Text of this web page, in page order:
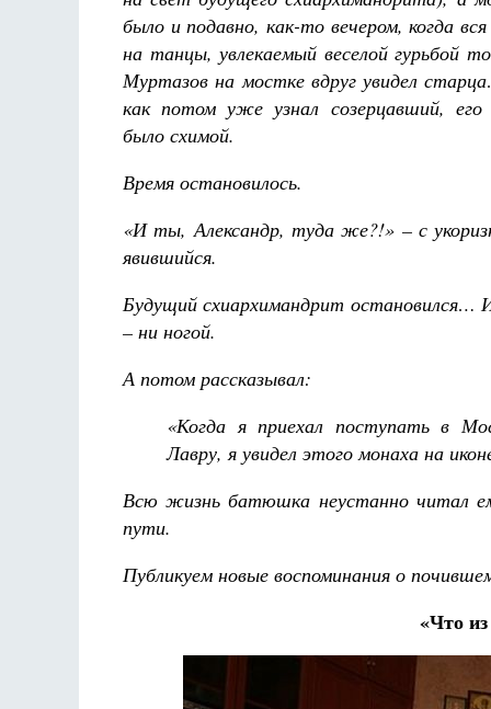
было и подавно, как-то вечером, когда
на танцы, увлекаемый веселой гурьбой
Муртазов на мостке вдруг увидел
как потом уже узнал созерцавший, его
было схимой.
Время остановилось.
«И ты, Александр, туда же?!» – с
явившийся.
Будущий схиархимандрит остановился…
– ни ногой.
А потом рассказывал:
«Когда я приехал поступать в
Лавру, я увидел этого монаха на
Всю жизнь батюшка неустанно читал
пути.
Публикуем новые воспоминания о
«Что
Кирилл Мурышев